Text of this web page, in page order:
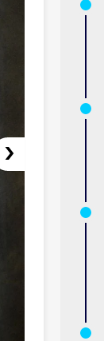
›